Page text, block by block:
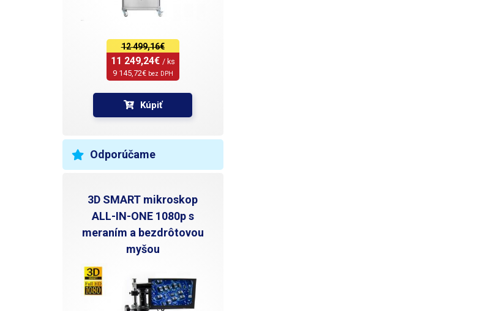
12 499,16€
11 249,24€ / ks
9 145,72€ bez DPH
Kúpiť
Odporúčame
3D SMART mikroskop
ALL-IN-ONE 1080p s
meraním a bezdrôtovou
myšou